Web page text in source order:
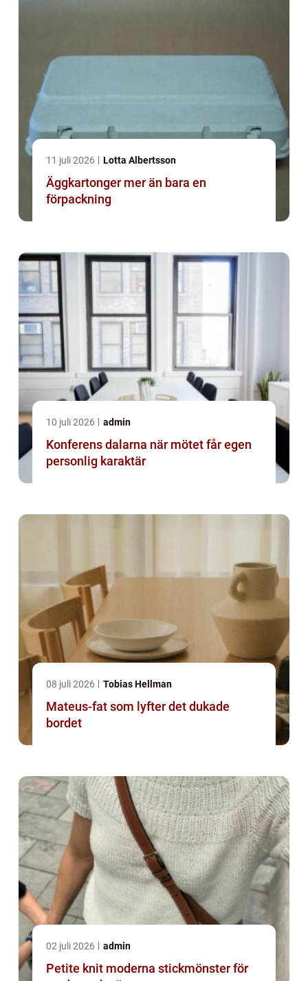
11 juli 2026 Lotta Albertsson
Äggkartonger mer än bara en
förpackning
10 juli 2026 admin
Konferens dalarna när mötet får egen
personlig karaktär
08 juli 2026 Tobias Hellman
Mateus-fat som lyfter det dukade
bordet
02 juli 2026 admin
Petite knit moderna stickmönster för